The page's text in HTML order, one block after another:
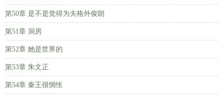
第50章 是不是觉得为夫格外俊朗
第51章 洞房
第52章 她是世界的
第53章 朱文正
第54章 秦王很惆怅